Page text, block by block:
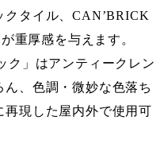
クタイル、CAN’BRICK
が重厚感を与えます。
ク」はアンティークレン
、色調・微妙な色落ち
現した屋内外で使用可